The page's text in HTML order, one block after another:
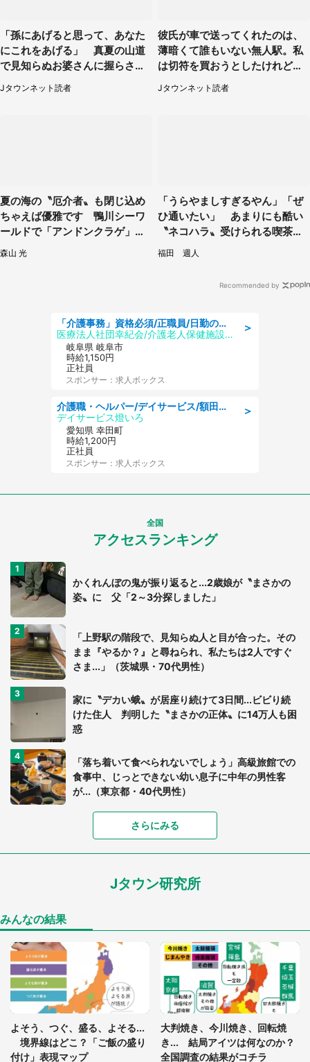
「孫にあげると思って、あなた
にこれをあげる」 真夏の山道
で見知らぬお婆さんに握らされ
たもの（山口県・30代女性）
Jタウンネット読者
彼氏が車で送ってくれたのは、
薄暗くて誰もいない無人駅。私
は切符を買おうとしたけれど
（山形県・20代女性）
Jタウンネット読者
夏の海の〝厄介者〟も閉じ込め
ちゃえば優雅です 鴨川シーワ
ールドで「アンドンクラゲ」期
間限定展示【7／29～】
森山 光
「うらやましすぎるやん」「ぜ
ひ通いたい」 あまりにも酷い
〝ネコハラ〟受けられる喫茶店
に5.3万人驚がく
福田 週人
Recommended by
＞
「介護事務」資格必須/正職員/日勤のみ/介護老人保健施設
医療法人社団幸紀会/介護老人保健施設 グリーンビラ安江
岐阜県 岐阜市
時給1,150円
正社員
スポンサー：求人ボックス
＞
介護職・ヘルパー/デイサービス/額田郡幸田町/JR東海道本線 幸田/愛知県
デイサービス燈いろ
愛知県 幸田町
時給1,200円
正社員
スポンサー：求人ボックス
全国
アクセスランキング
かくれんぼの鬼が振り返ると...2歳娘が〝まさかの
姿〟に 父「2～3分探しました」
「上野駅の階段で、見知らぬ人と目が合った。その
まま『やるか？』と尋ねられ、私たちは2人ですぐ
さま...」（茨城県・70代男性）
家に〝デカい蛾〟が居座り続けて3日間...ビビり続
けた住人 判明した〝まさかの正体〟に14万人も困
惑
「落ち着いて食べられないでしょう」高級旅館での
食事中、じっとできない幼い息子に中年の男性客
が...（東京都・40代男性）
「富豪すぎ」1歳息子の〝店頭駄々こね〟の内容に1.
7万人驚がく 「お菓子売り場ならまだしも...」「ハ
ードル高い」
「閉所恐怖症の私は新幹線で大パニック。隣席の青
「ゾワゾワする」「本当に気持ち悪い」 道端でバ
グっちゃってた〝野生の野菜〟に6.5万人戦慄
座布団だろ」「食パンの耳」と1.4万人困惑
さらにみる
Jタウン研究所
みんなの結果
よそう、つぐ、盛る、よそる...
境界線はどこ？「ご飯の盛り
付け」表現マップ
大判焼き、今川焼き、回転焼
き... 結局アイツは何なのか？
全国調査の結果がコチラ